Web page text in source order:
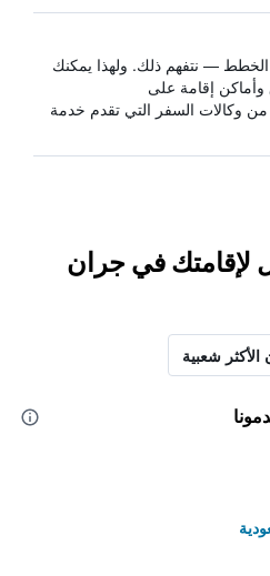
الخطط — نتفهم ذلك. ولهذا يمكنك
إقامة على
HotelsCombined من وكالات السفر التي تقدم خدمة
لإقامتك في جران
الأكثر شعبية